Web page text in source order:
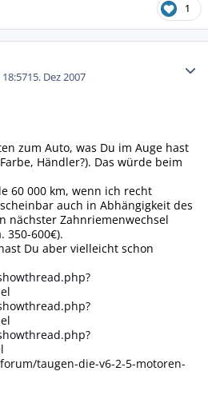
1
15. Dez 2007
zum Auto, was Du im Auge hast
Händler?). Das würde beim
60 000 km, wenn ich recht
auch in Abhängigkeit des
nächster Zahnriemenwechsel
350-600€).
Du aber vielleicht schon
taugen-die-v6-2-5-motoren-